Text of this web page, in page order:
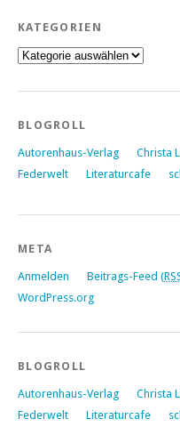
KATEGORIEN
Kategorien
BLOGROLL
Autorenhaus-Verlag Christa
Federwelt
Literaturcafe
META
Anmelden Beitrags-Feed (
WordPress.org
BLOGROLL
Autorenhaus-Verlag Christa
Federwelt
Literaturcafe